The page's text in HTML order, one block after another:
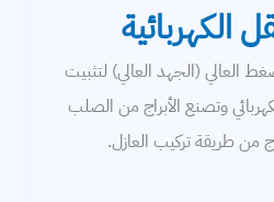
الكهربائية
العالي (الجهد العالي) لتثبيت
وتصنع الأبراج من الصلب
من طريقة تركيب العازل.